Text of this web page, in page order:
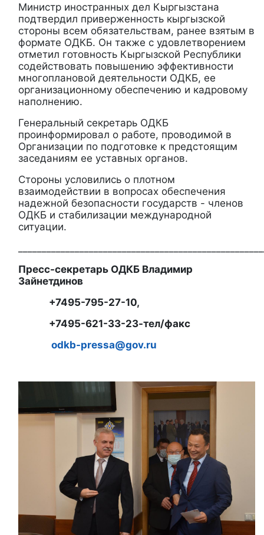
Министр иностранных дел Кыргызстана
подтвердил приверженность кыргызской
стороны всем обязательствам, ранее взятым в
формате ОДКБ. Он также с удовлетворением
отметил готовность Кыргызской Республики
содействовать повышению эффективности
многоплановой деятельности ОДКБ, ее
организационному обеспечению и кадровому
наполнению.
Генеральный секретарь ОДКБ
проинформировал о работе, проводимой в
Организации по подготовке к предстоящим
заседаниям ее уставных органов.
Стороны условились о плотном
взаимодействии в вопросах обеспечения
надежной безопасности государств - членов
ОДКБ и стабилизации международной
ситуации.
Пресс-секретарь ОДКБ Владимир
Зайнетдинов
+7495-795-27-10,
+7495-621-33-23-тел/факс
odkb-pressa@gov.ru